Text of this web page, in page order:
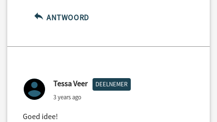
ANTWOORD
Tessa Veer DEELNEMER
3 years ago
Goed idee!